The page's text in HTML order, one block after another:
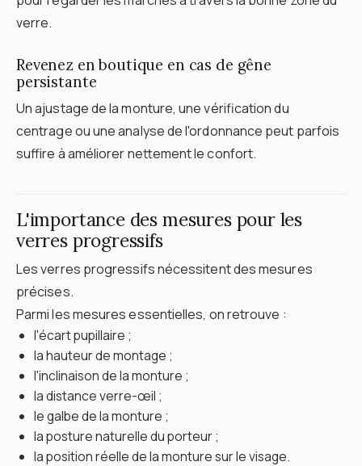
verre.
Revenez en boutique en cas de gêne
persistante
Un ajustage de la monture, une vérification du
centrage ou une analyse de l'ordonnance peut parfois
suffire à améliorer nettement le confort.
L'importance des mesures pour les
verres progressifs
Les verres progressifs nécessitent des mesures
précises.
Parmi les mesures essentielles, on retrouve :
l'écart pupillaire ;
la hauteur de montage ;
l'inclinaison de la monture ;
la distance verre-œil ;
le galbe de la monture ;
la posture naturelle du porteur ;
la position réelle de la monture sur le visage.